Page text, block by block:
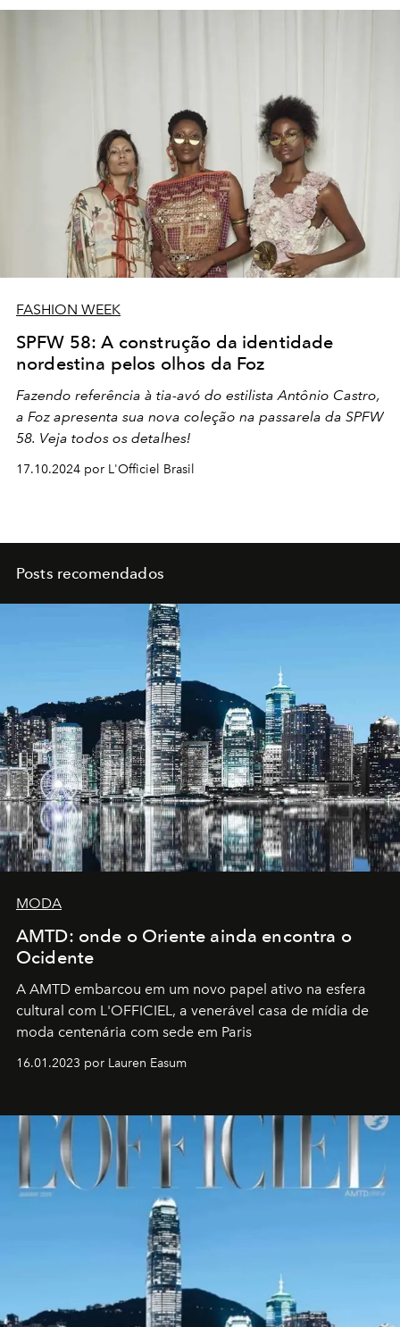
FASHION WEEK
SPFW 58: A construção da identidade
nordestina pelos olhos da Foz
Fazendo referência à tia-avó do estilista Antônio Castro,
a Foz apresenta sua nova coleção na passarela da SPFW
58. Veja todos os detalhes!
17.10.2024 por L'Officiel Brasil
Posts recomendados
MODA
AMTD: onde o Oriente ainda encontra o
Ocidente
A AMTD embarcou em um novo papel ativo na esfera
cultural com L'OFFICIEL, a venerável casa de mídia de
moda centenária com sede em Paris
16.01.2023 por Lauren Easum